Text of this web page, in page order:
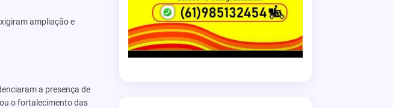
ampliação e
a presença de
o fortalecimento das